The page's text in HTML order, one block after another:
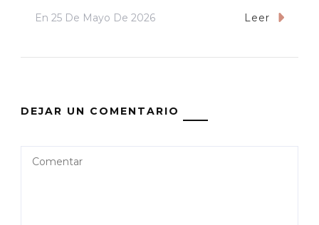
En 25 De Mayo De 2026 Leer
DEJAR UN COMENTARIO